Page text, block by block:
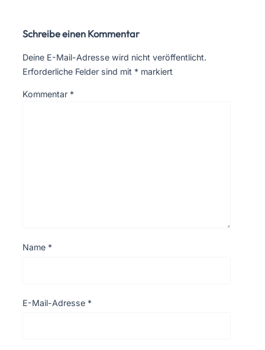
Schreibe einen Kommentar
Deine E-Mail-Adresse wird nicht veröffentlicht.
Erforderliche Felder sind mit * markiert
Kommentar *
Name *
E-Mail-Adresse *